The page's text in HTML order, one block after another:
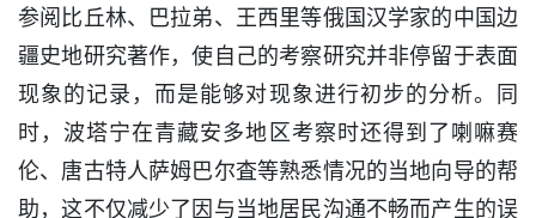
参阅比丘林、巴拉弟、王西里等俄国汉学家的中国边
疆史地研究著作，使自己的考察研究并非停留于表面
现象的记录，而是能够对现象进行初步的分析。同
时，波塔宁在青藏安多地区考察时还得到了喇嘛赛
伦、唐古特人萨姆巴尔査等熟悉情况的当地向导的帮
助，这不仅减少了因与当地居民沟通不畅而产生的误